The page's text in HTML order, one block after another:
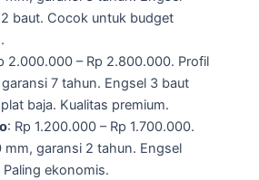
baut. Cocok untuk budget
2.000.000 – Rp 2.800.000. Profil
garansi 7 tahun. Engsel 3 baut
baja. Kualitas premium.
: Rp 1.200.000 – Rp 1.700.000.
mm, garansi 2 tahun. Engsel
Paling ekonomis.